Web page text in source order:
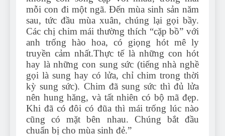
mỗi con đi một ngã. Đến mùa sinh sản năm
sau, tức đầu mùa xuân, chúng lại gọi bầy.
Các chị chim mái thường thích “cặp bồ” với
anh trống hào hoa, có giọng hót mê ly
truyền cảm nhất.Thực tế là những con hót
hay là những con sung sức (tiếng nhà nghề
gọi là sung hay có lửa, chỉ chim trong thời
kỳ sung sức). Chim đã sung sức thì đủ lửa
nên hung hăng, và tất nhiên có bộ mã đẹp.
Khi đã có đôi có đũa thì mái trống lúc nào
cũng có mặt bên nhau. Chúng bắt đầu
chuẩn bị cho mùa sinh đẻ.”